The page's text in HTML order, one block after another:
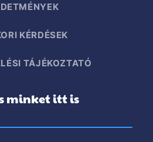
KÉRDÉSEK
TÁJÉKOZTATÓ
minket itt is